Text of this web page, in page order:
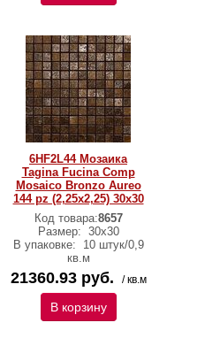
6HF2L44 Мозаика
Tagina Fucina Comp
Mosaico Bronzo Aureo
144 pz (2,25x2,25) 30x30
Код товара:8657
Размер: 30x30
В упаковке:
10 штук/0,9
кв.м
21360.93 руб. / кв.м
В корзину